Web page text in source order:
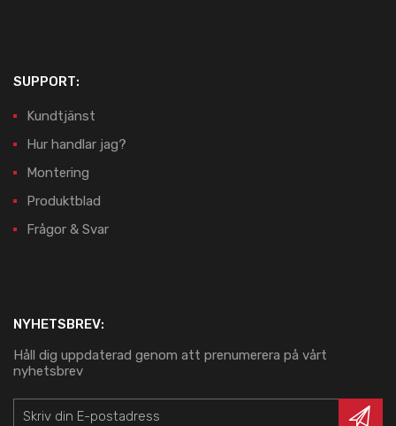
SUPPORT:
Kundtjänst
Hur handlar jag?
Montering
Produktblad
Frågor & Svar
NYHETSBREV:
Håll dig uppdaterad genom att prenumerera på vårt
nyhetsbrev